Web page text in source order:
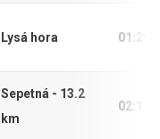
Lysá hora
Sepetná - 13.2
km